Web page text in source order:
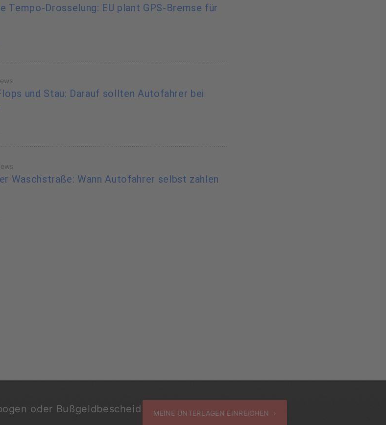
Tempo-Drosselung: EU plant GPS-Bremse für
und Stau: Darauf sollten Autofahrer bei
Waschstraße: Wann Autofahrer selbst zahlen
MEINE UNTERLAGEN EINREICHEN ›
oder Bußgeldbescheid